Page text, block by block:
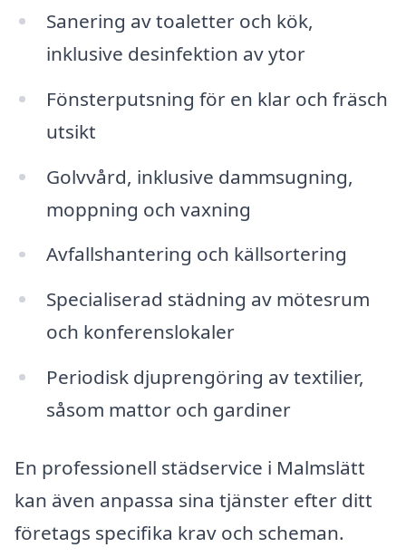
Sanering av toaletter och kök,
inklusive desinfektion av ytor
Fönsterputsning för en klar och fräsch
utsikt
Golvvård, inklusive dammsugning,
moppning och vaxning
Avfallshantering och källsortering
Specialiserad städning av mötesrum
och konferenslokaler
Periodisk djuprengöring av textilier,
såsom mattor och gardiner
En professionell städservice i Malmslätt
kan även anpassa sina tjänster efter ditt
företags specifika krav och scheman.